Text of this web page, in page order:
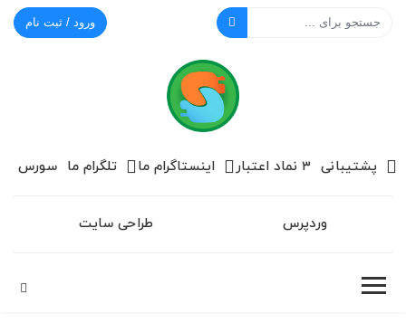
ورود / ثبت نام
پشتیبانی ۳ نماد اعتبار اینستاگرام ما تلگرام ما سورس
وردپرس طراحی سایت